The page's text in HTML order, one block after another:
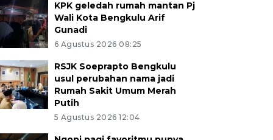
KPK geledah rumah mantan Pj
Wali Kota Bengkulu Arif
Gunadi
6 Agustus 2026 08:25
RSJK Soeprapto Bengkulu
usul perubahan nama jadi
Rumah Sakit Umum Merah
Putih
5 Agustus 2026 12:04